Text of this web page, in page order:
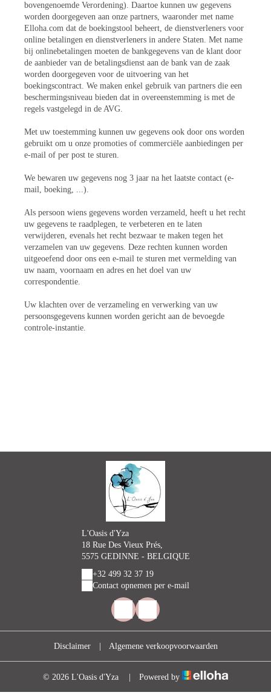
bovengenoemde Verordening). Daartoe kunnen uw gegevens
worden doorgegeven aan onze partners, waaronder met name
Elloha.com dat de boekingstool beheert, de dienstverleners voor
online betalingen en dienstverleners in andere Staten. Met name
bij onlinebetalingen moeten de bankgegevens van de klant door
de aanbieder van de betalingsdienst aan de bank van de zaak
worden doorgegeven voor de uitvoering van het
boekingscontract. We maken enkel gebruik van partners die een
beschermingsniveau bieden dat in overeenstemming is met de
regels vastgelegd in de AVG.
Met uw toestemming kunnen uw gegevens ook door ons worden
gebruikt om u onze promoties of commerciële aanbiedingen per
e-mail of per post te sturen.
We bewaren uw gegevens nog 3 jaar na het laatste contact (e-
mail, boeking, ...).
Als persoon wiens gegevens worden verzameld, heeft u het recht
uw gegevens te raadplegen, te verbeteren en te laten
verwijderen, evenals het recht bezwaar te maken tegen het
verzamelen van uw gegevens. Deze rechten kunnen worden
uitgeoefend door ons een e-mail te sturen met vermelding van
uw naam, voornaam en adres en het doel van uw
correspondentie.
Uw klachten over de verzameling en verwerking van uw
persoonsgegevens kunnen worden gericht aan de bevoegde
controle-instantie.
L'Oasis d'Yza
18 Rue Des Vieux Prés,
5575 GEDINNE - BELGIQUE
+32 499 32 37 19
Contact opnemen per e-mail
Disclaimer Algemene verkoopvoorwaarden
© 2026 L'Oasis d'Yza Powered by